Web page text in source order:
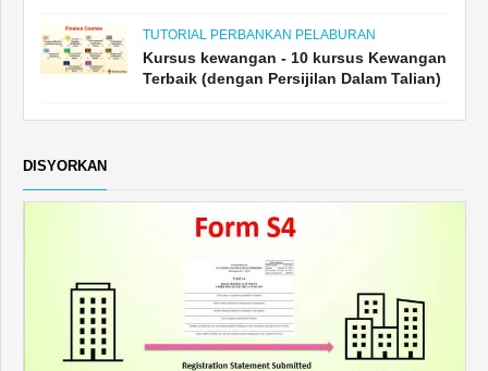
TUTORIAL PERBANKAN PELABURAN
Kursus kewangan - 10 kursus Kewangan
Terbaik (dengan Persijilan Dalam Talian)
DISYORKAN